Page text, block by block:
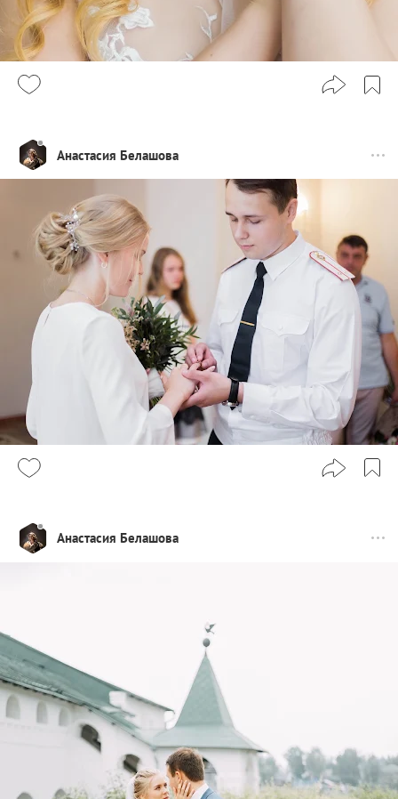
Анастасия Белашова
Анастасия Белашова